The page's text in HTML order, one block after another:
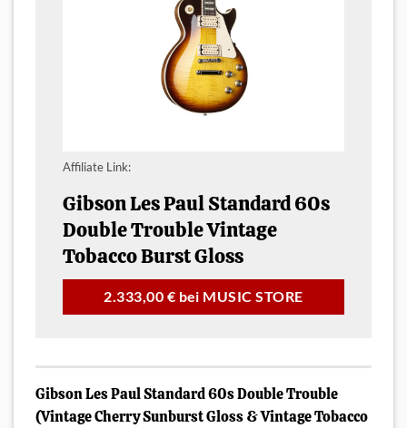
Affiliate Link:
Gibson Les Paul Standard 60s
Double Trouble Vintage
Tobacco Burst Gloss
2.333,00 € bei MUSIC STORE
Gibson Les Paul Standard 60s Double Trouble
(Vintage Cherry Sunburst Gloss & Vintage Tobacco